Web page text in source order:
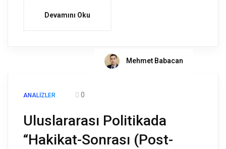
Devamını Oku
Mehmet Babacan
ANALIZLER 0
Uluslararası Politikada
“Hakikat-Sonrası (Post-